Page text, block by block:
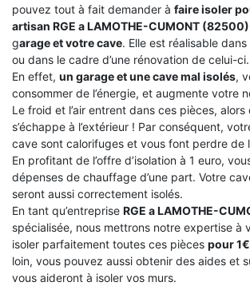
pouvez tout à fait demander à faire isoler
artisan RGE a LAMOTHE-CUMONT (82500)
garage et votre cave. Elle est réalisable
ou dans le cadre d’une rénovation de celui-ci.
En effet, un garage et une cave mal isolés,
consommer de l’énergie, et augmente votre
Le froid et l’air entrent dans ces pièces, alors
s’échappe à l’extérieur ! Par conséquent,
cave sont calorifuges et vous font perdre de
En profitant de l’offre d’isolation à 1 euro,
dépenses de chauffage d’une part. Votre
seront aussi correctement isolés.
En tant qu’entreprise RGE a LAMOTHE-
spécialisée, nous mettrons notre expertise à
isoler parfaitement toutes ces pièces pour
loin, vous pouvez aussi obtenir des aides et
vous aideront à isoler vos murs.